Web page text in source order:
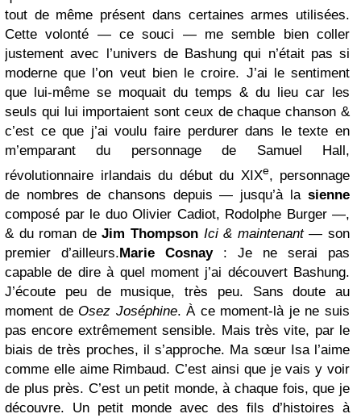
tout de même présent dans certaines armes utilisées.
Cette volonté — ce souci — me semble bien coller
justement avec l’univers de Bashung qui n’était pas si
moderne que l’on veut bien le croire. J’ai le sentiment
que lui-même se moquait du temps & du lieu car les
seuls qui lui importaient sont ceux de chaque chanson &
c’est ce que j’ai voulu faire perdurer dans le texte en
m’emparant du personnage de Samuel Hall,
révolutionnaire irlandais du début du XIXe, personnage
de nombres de chansons depuis — jusqu’à la sienne
composé par le duo Olivier Cadiot, Rodolphe Burger —,
& du roman deJim Thompson Ici & maintenant— son
premier d’ailleurs.Marie Cosnay: Je ne serai pas
capable de dire à quel moment j’ai découvert Bashung.
J’écoute peu de musique, très peu. Sans doute au
moment de Osez Joséphine. À ce moment-là je ne suis
pas encore extrêmement sensible. Mais très vite, par le
biais de très proches, il s’approche. Ma sœur Isa l’aime
comme elle aime Rimbaud. C’est ainsi que je vais y voir
de plus près. C’est un petit monde, à chaque fois, que je
découvre. Un petit monde avec des fils d’histoires à